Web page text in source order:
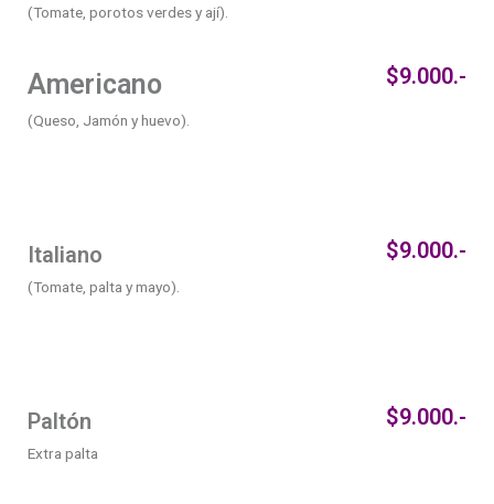
(Tomate, porotos verdes y ají).
Americano
(Queso, Jamón y huevo).
$9.000.-
Italiano
(Tomate, palta y mayo).
$9.000.-
Paltón
Extra palta
$9.000.-